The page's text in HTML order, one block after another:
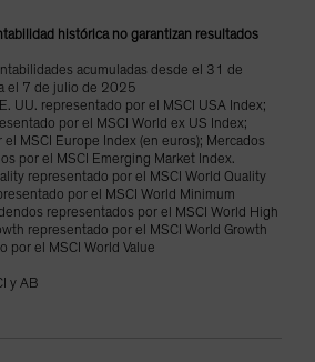
histórica no garantizan resultados
acumuladas desde el 31 de
el 7 de julio de 2025
UU. representado por el MSCI USA Index;
por el MSCI World ex US Index;
MSCI Europe Index (en euros); Mercados
por el MSCI Emerging Market Index.
representado por el MSCI World Quality
por el MSCI World Minimum
representados por el MSCI World High
representado por el MSCI World Growth
por el MSCI World Value
y AB